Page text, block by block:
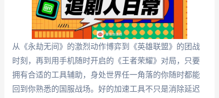
从《永劫无间》的激烈动作博弈到《英雄联盟》的团战
时刻，再到用手机随时开启的《王者荣耀》对局，只要
拥有合适的工具辅助，身处世界任一角落的你随时都能
回到你熟悉的国服战场。好的加速工具不只是消除延迟